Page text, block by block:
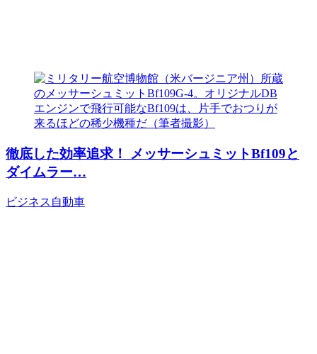
徹底した効率追求！ メッサーシュミットBf109と
ダイムラー…
ビジネス 自動車